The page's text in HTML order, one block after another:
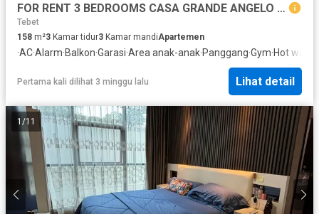
FOR RENT 3 BEDROOMS CASA GRANDE ANGELO KOTA KASABLANKA JAKARTA
Tebet
158 m²3 Kamar tidur3 Kamar mandiApartemen
·AC·Alarm·Balkon·Garasi·Area anak-anak·Panggang·Gym·Hot water
Pertama kali dilihat 3 minggu lalu Lihat detail
1 /11